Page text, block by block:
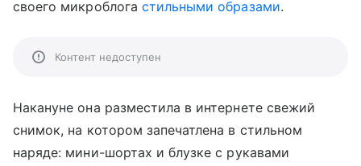
своего микроблога стильными образами.
Контент недоступен
Накануне она разместила в интернете свежий
снимок, на котором запечатлена в стильном
наряде: мини-шортах и блузке с рукавами